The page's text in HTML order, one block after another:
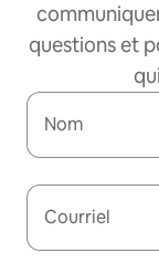
questions et
Nom
Courriel